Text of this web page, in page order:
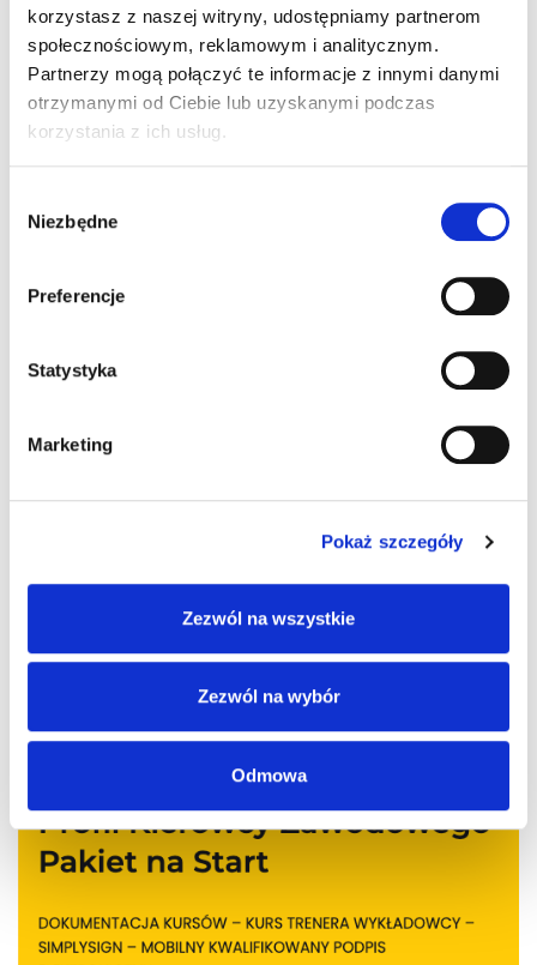
korzystasz z naszej witryny, udostępniamy partnerom
społecznościowym, reklamowym i analitycznym.
Partnerzy mogą połączyć te informacje z innymi danymi
otrzymanymi od Ciebie lub uzyskanymi podczas
korzystania z ich usług.
zgody
Niezbędne
Preferencje
Statystyka
Marketing
Pokaż szczegóły
Zezwól na wszystkie
Zezwól na wybór
Odmowa
za
2012-07-31 o 10:51
kasy to pewnie problem dla nieuczciwych, mi
tylko ułatwi pracę, każdemu wystawię paragon, a
Możliwość komentowania została wyłączona.